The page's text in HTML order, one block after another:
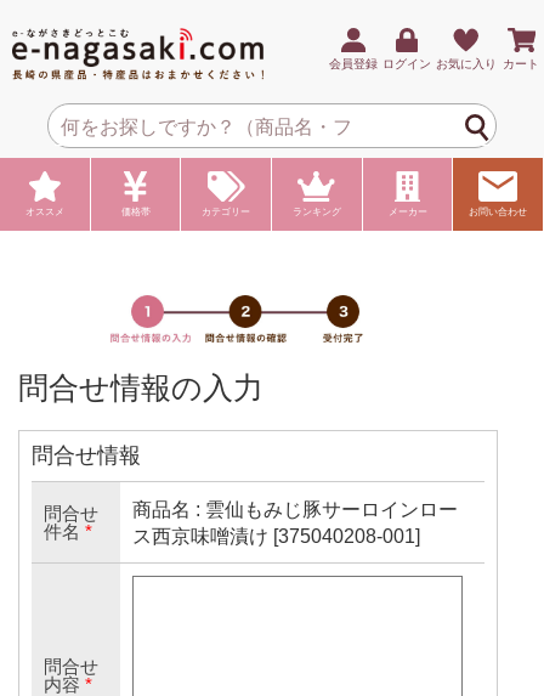
会員登録 ログイン お気に入り カート
オススメ 価格帯 カテゴリー ランキング メーカー お問い合わせ
問合せ情報の入力
問合せ情報
問合せ
件名 *
商品名 : 雲仙もみじ豚サーロインロー
ス西京味噌漬け [375040208-001]
問合せ
内容 *